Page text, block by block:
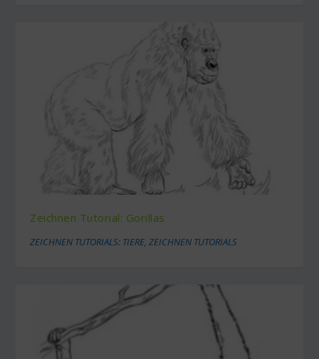
Zeichnen Tutorial: Gorillas
ZEICHNEN TUTORIALS: TIERE,ZEICHNEN TUTORIALS